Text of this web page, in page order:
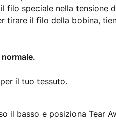
speciale nella tensione
tirare il filo della bobina,
il tuo tessuto.
il basso e posiziona Tear